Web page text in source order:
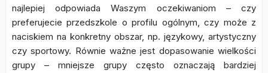
najlepiej odpowiada Waszym oczekiwaniom – czy
preferujecie przedszkole o profilu ogólnym, czy może z
naciskiem na konkretny obszar, np. językowy, artystyczny
czy sportowy. Równie ważne jest dopasowanie wielkości
grupy – mniejsze grupy często oznaczają bardziej